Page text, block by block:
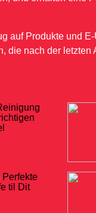
auf Produkte und
die nach der
Perfekte
til Dit